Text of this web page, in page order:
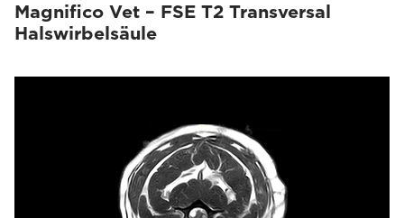
Magnifico Vet – FSE T2 Transversal
Halswirbelsäule